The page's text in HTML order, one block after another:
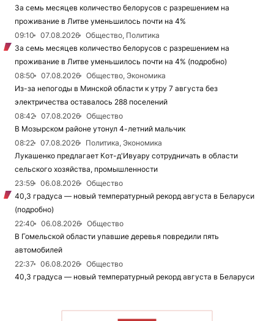
За семь месяцев количество белорусов с разрешением на
проживание в Литве уменьшилось почти на 4%
09:10
07.08.2026
Общество, Политика
За семь месяцев количество белорусов с разрешением на
проживание в Литве уменьшилось почти на 4% (подробно)
08:50
07.08.2026
Общество, Экономика
Из-за непогоды в Минской области к утру 7 августа без
электричества оставалось 288 поселений
08:42
07.08.2026
Общество
В Мозырском районе утонул 4-летний мальчик
08:22
07.08.2026
Политика, Экономика
Лукашенко предлагает Кот-д'Ивуару сотрудничать в области
сельского хозяйства, промышленности
23:59
06.08.2026
Общество
40,3 градуса — новый температурный рекорд августа в Беларуси
(подробно)
22:40
06.08.2026
Общество
В Гомельской области упавшие деревья повредили пять
автомобилей
22:37
06.08.2026
Общество
40,3 градуса — новый температурный рекорд августа в Беларуси